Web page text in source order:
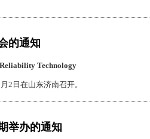
的通知
Technology
2日在山东济南召开。
举办的通知